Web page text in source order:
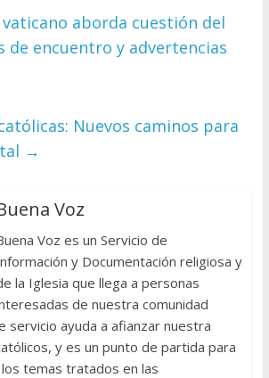
aborda cuestión del
de encuentro y advertencias
Nuevos caminos para
→
Voz
Voz es un Servicio de
y Documentación religiosa y
la Iglesia que llega a personas
de nuestra comunidad
servicio ayuda a afianzar nuestra
y es un punto de partida para
temas tratados en las